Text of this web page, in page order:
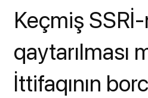
Keçmiş
qaytarılması
İttifaqının